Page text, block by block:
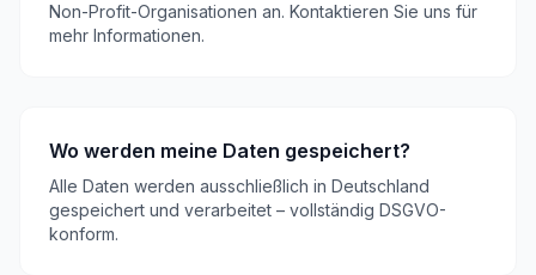
Non-Profit-Organisationen an. Kontaktieren Sie uns für
mehr Informationen.
Wo werden meine Daten gespeichert?
Alle Daten werden ausschließlich in Deutschland
gespeichert und verarbeitet – vollständig DSGVO-
konform.